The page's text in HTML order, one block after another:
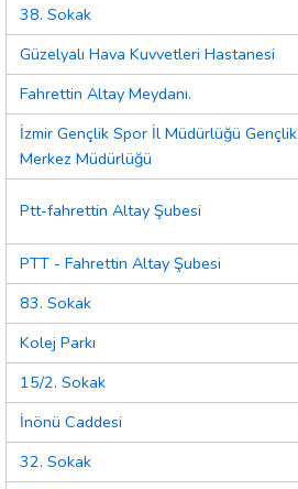
38. Sokak
Güzelyalı Hava Kuvvetleri Hastanesi
Fahrettin Altay Meydanı.
İzmir Gençlik Spor İl Müdürlüğü Gençlik
Merkez Müdürlüğü
Ptt-fahrettin Altay Şubesi
PTT - Fahrettin Altay Şubesi
83. Sokak
Kolej Parkı
15/2. Sokak
İnönü Caddesi
32. Sokak